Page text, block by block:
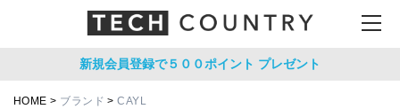
新規会員登録で５００ポイント プレゼント
HOME ブランド
CAYL